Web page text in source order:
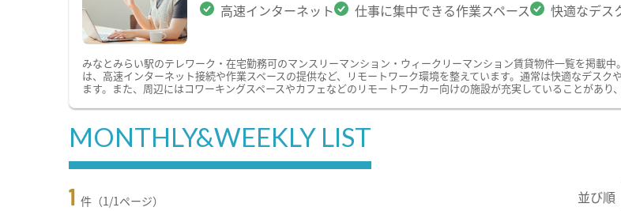
高速インターネット 仕事に集中できる作業スペース 快適なデス
みなとみらい駅のテレワーク・在宅勤務可のマンスリーマンション・ウィークリーマンション賃貸物件一覧を掲載
は、高速インターネット接続や作業スペースの提供など、リモートワーク環境を整えています。通常は快適なデス
ます。また、周辺にはコワーキングスペースやカフェなどのリモートワーカー向けの施設が充実していることがあり
MONTHLY&WEEKLY LIST
1 件（1/1ページ） 並び順